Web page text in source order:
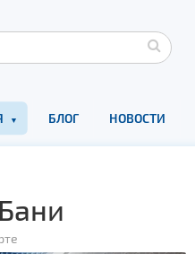
БЛОГ НОВОСТИ